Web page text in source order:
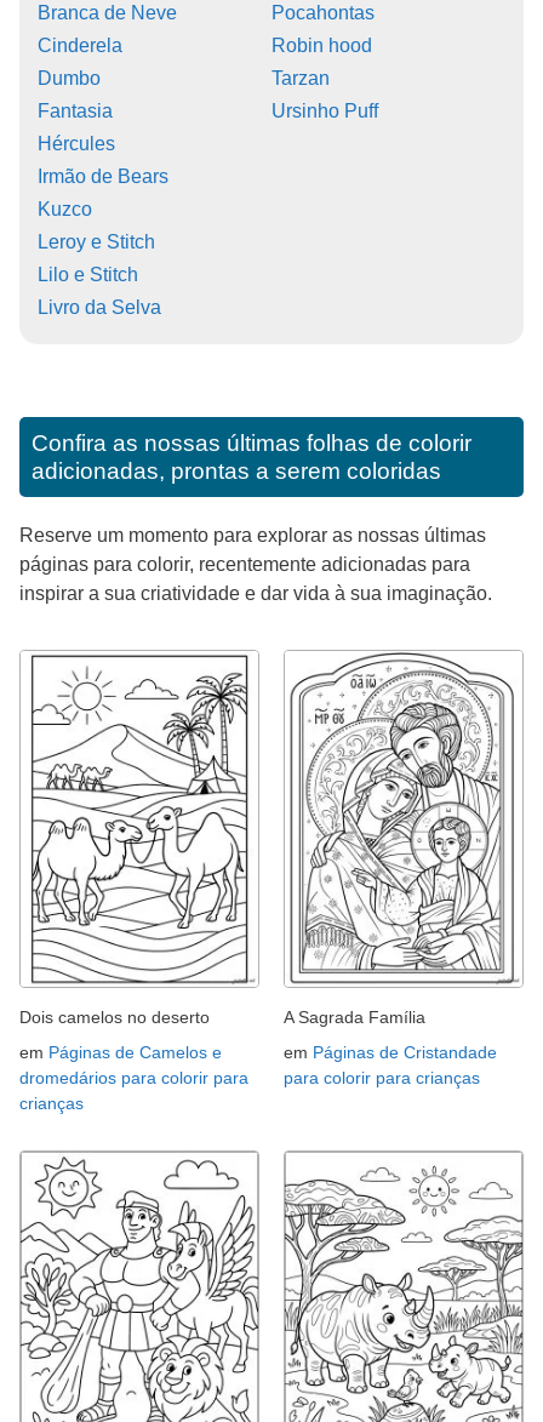
Branca de Neve
Cinderela
Dumbo
Fantasia
Hércules
Irmão de Bears
Kuzco
Leroy e Stitch
Lilo e Stitch
Livro da Selva
Pocahontas
Robin hood
Tarzan
Ursinho Puff
Confira as nossas últimas folhas de colorir
adicionadas, prontas a serem coloridas
Reserve um momento para explorar as nossas últimas
páginas para colorir, recentemente adicionadas para
inspirar a sua criatividade e dar vida à sua imaginação.
Dois camelos no deserto
em Páginas de Camelos e
dromedários para colorir para
crianças
A Sagrada Família
em Páginas de Cristandade
para colorir para crianças